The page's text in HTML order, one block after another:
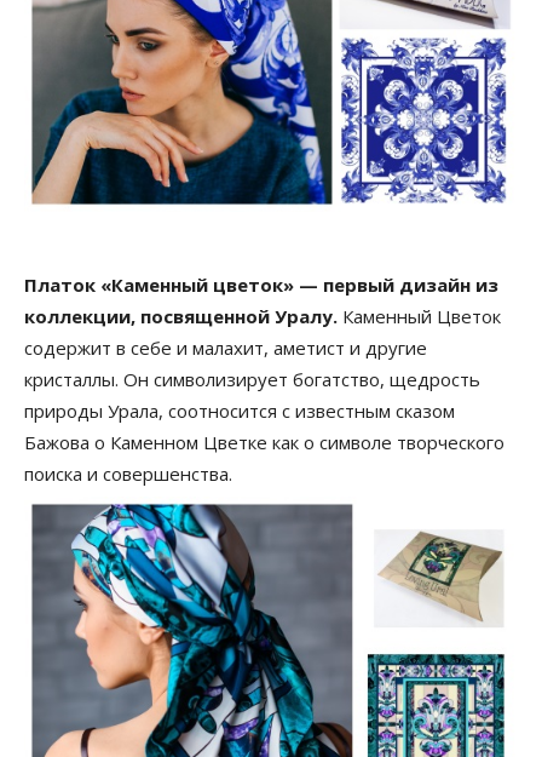
Платок «Каменный цветок» — первый дизайн из
коллекции, посвященной Уралу. Каменный Цветок
содержит в себе и малахит, аметист и другие
кристаллы. Он символизирует богатство, щедрость
природы Урала, соотносится с известным сказом
Бажова о Каменном Цветке как о символе творческого
поиска и совершенства.